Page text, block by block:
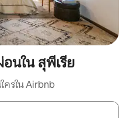
นใน สุพีเรีย
รใน Airbnb